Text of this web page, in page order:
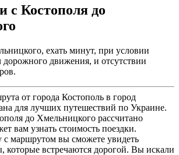
с Костополя до
ехать минут, при условии
движения, и отсутствии
от города Костополь в город
для лучших путешествий по Украине.
до Хмельницкого рассчитано
вам узнать стоимость поездки.
с маршрутом вы сможете увидеть
которые встречаются дорогой. Вы искали